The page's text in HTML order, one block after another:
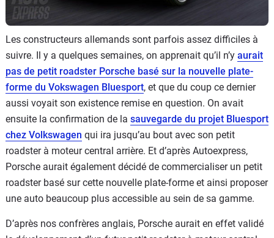
Les constructeurs allemands sont parfois assez difficiles à
suivre. Il y a quelques semaines, on apprenait qu’il n’y aurait
pas de petit roadster Porsche basé sur la nouvelle plate-
forme du Vokswagen Bluesport, et que du coup ce dernier
aussi voyait son existence remise en question. On avait
ensuite la confirmation de la sauvegarde du projet Bluesport
chez Volkswagen qui ira jusqu’au bout avec son petit
roadster à moteur central arrière. Et d’après Autoexpress,
Porsche aurait également décidé de commercialiser un petit
roadster basé sur cette nouvelle plate-forme et ainsi proposer
une auto beaucoup plus accessible au sein de sa gamme.
D’après nos confrères anglais, Porsche aurait en effet validé